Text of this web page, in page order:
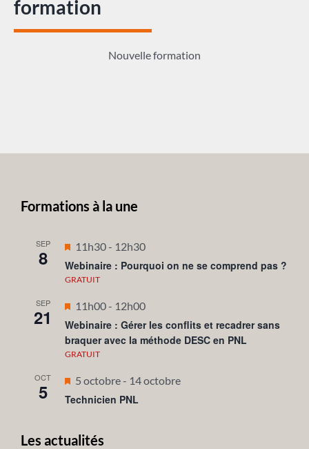
formation
Nouvelle formation
Formations à la une
SEP
8
Mis
en
avant
11h30- 12h30
Webinaire : Pourquoi on ne se comprend pas ?
GRATUIT
SEP
21
Mis
en
avant
11h00- 12h00
Webinaire : Gérer les conflits et recadrer sans
braquer avec la méthode DESC en PNL
GRATUIT
OCT
5
Mis
en
5 octobre- 14 octobre
Technicien PNL
Les actualités